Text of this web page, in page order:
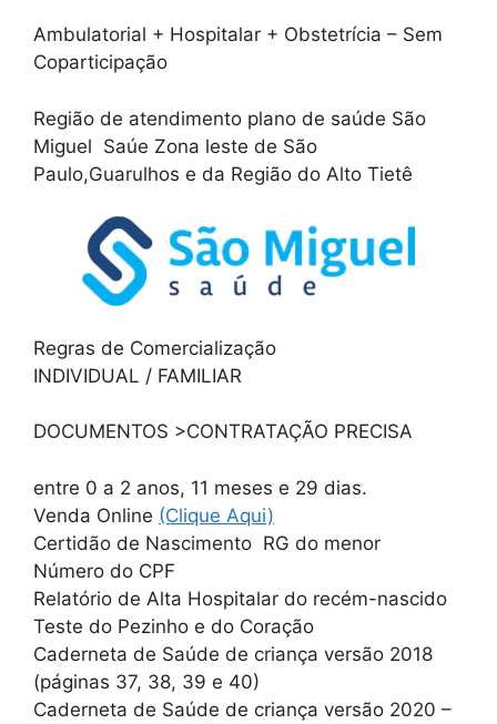
Ambulatorial + Hospitalar + Obstetrícia – Sem
Coparticipação
Região de atendimento plano de saúde São
Miguel Saúe Zona leste de São
Paulo,Guarulhos e da Região do Alto Tietê
Regras de Comercialização
INDIVIDUAL / FAMILIAR
DOCUMENTOS >CONTRATAÇÃO PRECISA
entre 0 a 2 anos, 11 meses e 29 dias.
Venda Online (Clique Aqui)
Certidão de Nascimento RG do menor
Número do CPF
Relatório de Alta Hospitalar do recém-nascido
Teste do Pezinho e do Coração
Caderneta de Saúde de criança versão 2018
(páginas 37, 38, 39 e 40)
Caderneta de Saúde de criança versão 2020 –